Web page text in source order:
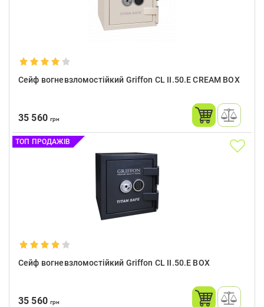
Сейф вогневзломостійкий Griffon CL II.50.E CREAM BOX
35 560грн
ТОП ПРОДАЖІВ
Сейф вогневзломостійкий Griffon CL II.50.E BOX
35 560грн